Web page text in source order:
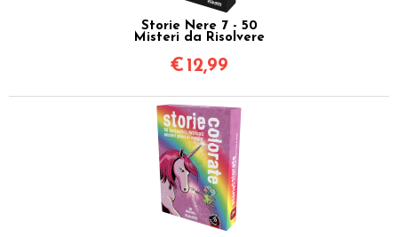
Storie Nere 7 - 50
Misteri da Risolvere
€ 12,99